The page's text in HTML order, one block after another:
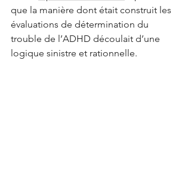
que la manière dont était construit les
évaluations de détermination du
trouble de l’ADHD découlait d’une
logique sinistre et rationnelle.